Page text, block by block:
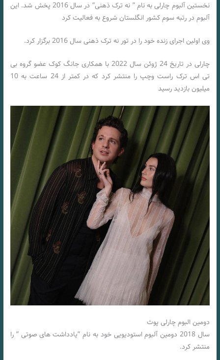
نخستین آلبوم چارلی به نام ” نه ترک ذهنی” در سال 2016 پخش شد. این
آلبوم در رتبه سوم کشور انگلستان شروع به فعالیت کرد
وی اولین اجرای زنده خود را در تور نه ترک ذهنی سال 2016 برگزار کرد.
چارلی در تاریخ 24 ژوئن سال 2022 با همکاری جانگ کوک عضو گروه بی
تی اس ترک راست وچپ را منتشر کرد که در کمتر از 24 ساعت به 10
میلیون بازدید رسید
دومین البوم چارلی پوث
سال 2018 دومین آلبوم استودیویی خود به نام ”یادداشت های صوتی ” را
منتشر کرد.